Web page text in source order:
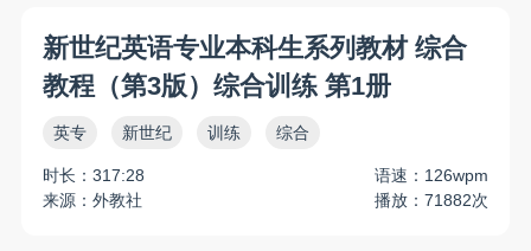
新世纪英语专业本科生系列教材 综合
教程（第3版）综合训练 第1册
英专 新世纪 训练 综合
时长：317:28
语速：126wpm
来源：外教社
播放：71882次